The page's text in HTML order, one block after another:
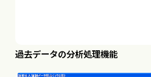
過去データの分析処理機能